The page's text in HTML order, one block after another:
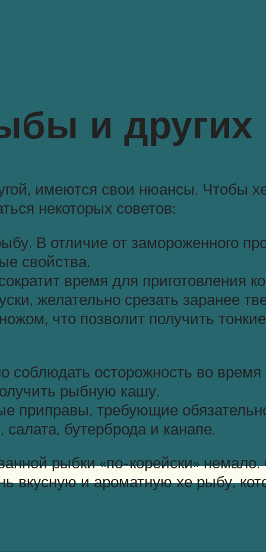
и других
имеются свои нюансы. Чтобы
некоторых советов:
В отличие от замороженного
свойства.
время для приготовления
желательно срезать заранее
что позволит получить
соблюдать осторожность во
рыбную кашу.
приправы, требующие
бутерброда и канапе.
рыбки «по-корейски»
вкусную и ароматную хе рыбу,